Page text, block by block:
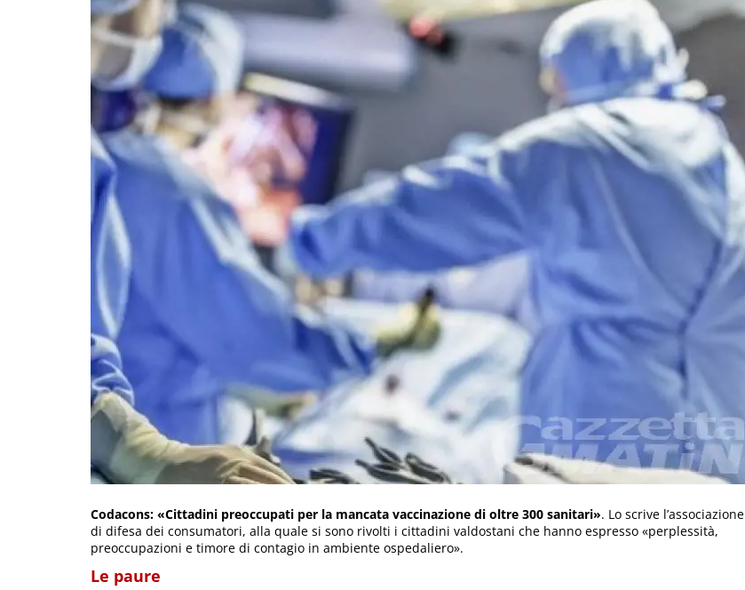
Codacons: «Cittadini preoccupati per la mancata vaccinazione di oltre 300 sanitari». Lo scrive l’associazione
di difesa dei consumatori, alla quale si sono rivolti i cittadini valdostani che hanno espresso «perplessità,
preoccupazioni e timore di contagio in ambiente ospedaliero».
Le paure